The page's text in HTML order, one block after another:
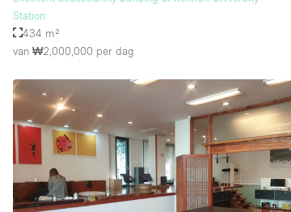
Station
434 m²
van ₩2,000,000 per dag